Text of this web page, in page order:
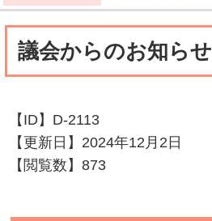
議会からのお知らせ
【ID】 D-2113
【更新日】 2024年12月2日
【閲覧数】873